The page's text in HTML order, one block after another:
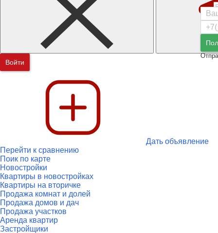
Войти
Дать объявление
Перейти к сравнению
Поик по карте
Новостройки
Квартиры в новостройках
Квартиры на вторичке
Продажа комнат и долей
Продажа домов и дач
Продажа участков
Аренда квартир
Застройщики